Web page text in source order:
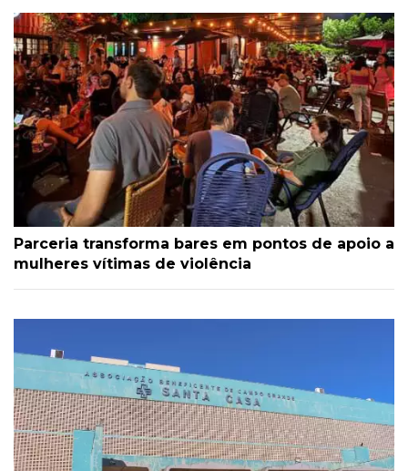
Parceria transforma bares em pontos de apoio a
mulheres vítimas de violência